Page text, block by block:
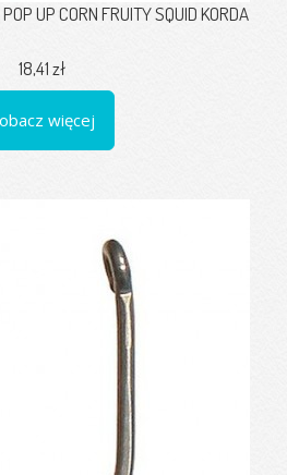
UP CORN FRUITY SQUID KORDA
18,41 zł
więcej